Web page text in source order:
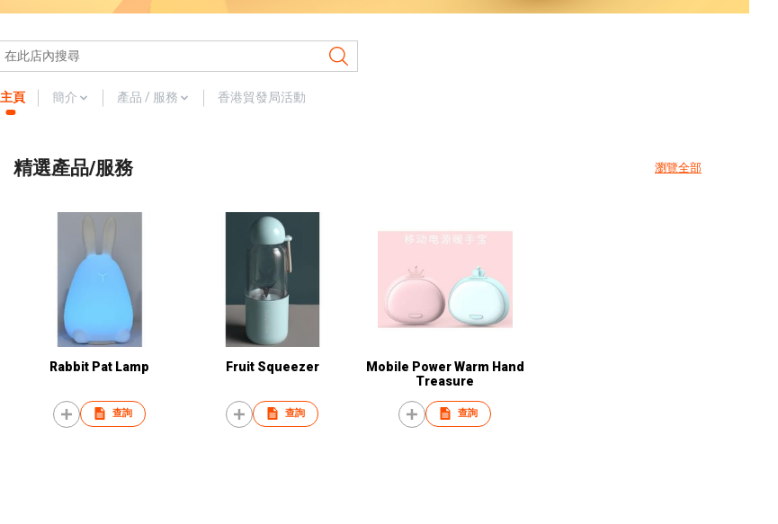
主頁 簡介 產品 / 服務 香港貿發局活動
精選產品/服務 瀏覽全部
Rabbit Pat Lamp
查詢
Fruit Squeezer
查詢
Mobile Power Warm Hand
Treasure
查詢